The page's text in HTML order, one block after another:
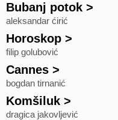
Bubanj potok >
aleksandar ćirić
Horoskop >
filip golubović
Cannes >
bogdan tirnanić
Komšiluk >
dragica jakovljević